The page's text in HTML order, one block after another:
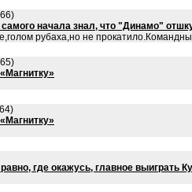
начала знал, что "Динамо"
рубаха,но не
где окажусь, главное выиграть